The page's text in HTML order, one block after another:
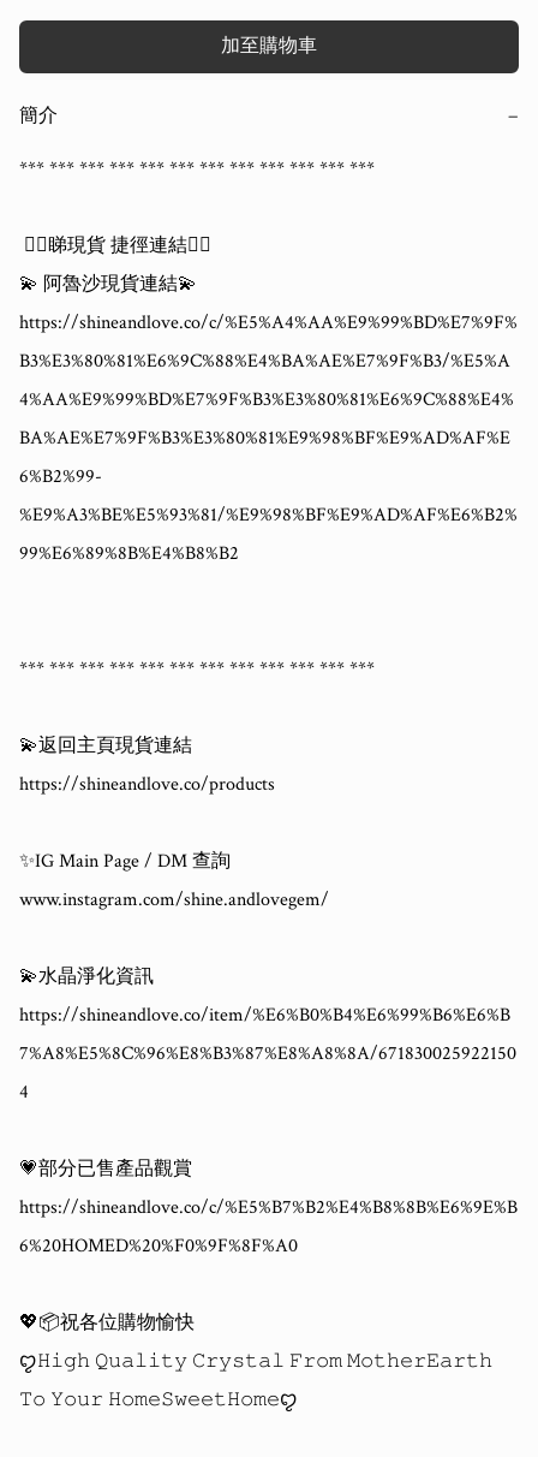
加至購物車
簡介 −
*** *** *** *** *** *** *** *** *** *** *** ***
💫 阿魯沙現貨連結💫
https://shineandlove.co/c/%E5%A4%AA%E9%99%BD%E7%9F%
B3%E3%80%81%E6%9C%88%E4%BA%AE%E7%9F%B3/%E5%A
4%AA%E9%99%BD%E7%9F%B3%E3%80%81%E6%9C%88%E4%
BA%AE%E7%9F%B3%E3%80%81%E9%98%BF%E9%AD%AF%E
6%B2%99-
%E9%A3%BE%E5%93%81/%E9%98%BF%E9%AD%AF%E6%B2%
99%E6%89%8B%E4%B8%B2
*** *** *** *** *** *** *** *** *** *** *** ***
💫返回主頁現貨連結
https://shineandlove.co/products
✨IG Main Page / DM 查詢
www.instagram.com/shine.andlovegem/
💫水晶淨化資訊
https://shineandlove.co/item/%E6%B0%B4%E6%99%B6%E6%B
7%A8%E5%8C%96%E8%B3%87%E8%A8%8A/671830025922150
4
💗部分已售產品觀賞
https://shineandlove.co/c/%E5%B7%B2%E4%B8%8B%E6%9E%B
6%20HOMED%20%F0%9F%8F%A0
💖📦祝各位購物愉快
ꨄ𝙷𝚒𝚐𝚑 𝚀𝚞𝚊𝚕𝚒𝚝𝚢 𝙲𝚛𝚢𝚜𝚝𝚊𝚕 𝙵𝚛𝚘𝚖 𝙼𝚘𝚝𝚑𝚎𝚛𝙴𝚊𝚛𝚝𝚑